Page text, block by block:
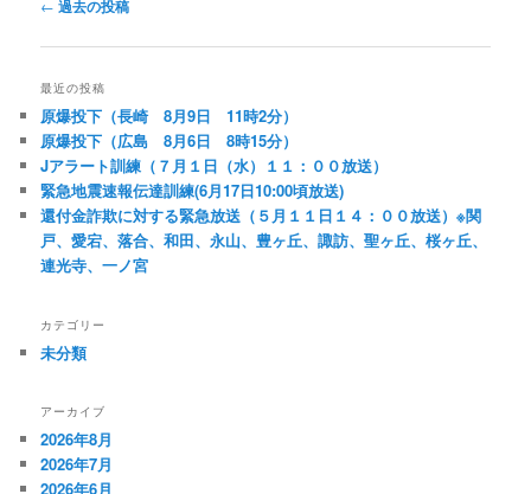
ナ
ビ
ー
シ
ョ
ン
← 過去の投稿
最近の投稿
原爆投下（長崎 8月9日 11時2分）
原爆投下（広島 8月6日 8時15分）
Jアラート訓練（７月１日（水）１１：００放送）
緊急地震速報伝達訓練(6月17日10:00頃放送)
還付金詐欺に対する緊急放送（５月１１日１４：００放送）※関
戸、愛宕、落合、和田、永山、豊ヶ丘、諏訪、聖ヶ丘、桜ヶ丘、
連光寺、一ノ宮
カテゴリー
未分類
アーカイブ
2026年8月
2026年7月
2026年6月